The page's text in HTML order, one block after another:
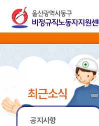
최근소식
공지사항